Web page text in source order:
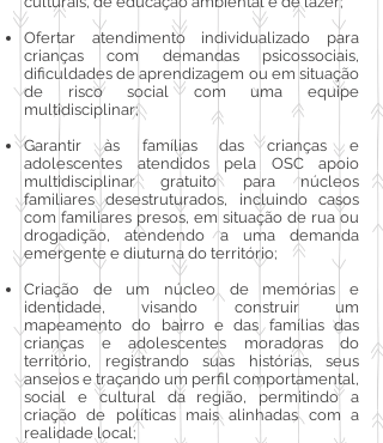
Ofertar atendimento individualizado para
crianças com demandas psicossociais,
dificuldades de aprendizagem ou em situação
de risco social com uma equipe
multidisciplinar;
Garantir às famílias das crianças e
adolescentes atendidos pela OSC apoio
multidisciplinar gratuito para núcleos
familiares desestruturados, incluindo casos
com familiares presos, em situação de rua ou
drogadição, atendendo a uma demanda
emergente e diuturna do território;
Criação de um núcleo de memórias e
identidade, visando construir um
mapeamento do bairro e das famílias das
crianças e adolescentes moradoras do
território, registrando suas histórias, seus
anseios e traçando um perfil comportamental,
social e cultural da região, permitindo a
criação de políticas mais alinhadas com a
realidade local;